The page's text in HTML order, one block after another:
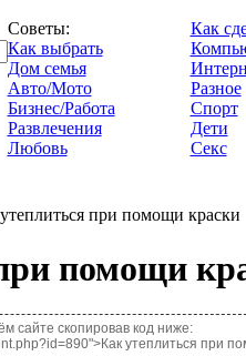
Советы:
Как выбрать
Дом семья
Авто/Мото
Бизнес/Работа
Развлечения
Любовь
Как
Разное
Спорт
Дети
Секс
при помощи краски
помощи
сайте скопировав код ниже:
утеплиться при